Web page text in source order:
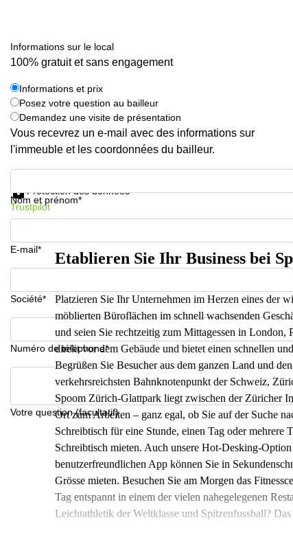
Informations sur le local
100% gratuit et sans engagement
Informations et prix
Posez votre question au bailleur
Demandez une visite de présentation
Vous recevrez un e-mail avec des informations sur
l'immeuble et les coordonnées du bailleur.
Nom et prénom*
E-mail*
Société*
Numéro de téléphone*
Votre question (facultatif)
Protection des données
Trustpilot
Etablieren Sie Ihr Business bei
Platzieren Sie Ihr Unternehmen im Herzen eines der
möblierten Büroflächen im schnell wachsenden
und seien Sie rechtzeitig zum Mittagessen in London,
direkt vor dem Gebäude und bietet einen schnellen
Begrüßen Sie Besucher aus dem ganzen Land und
verkehrsreichsten Bahnknotenpunkt der Schweiz,
Spoom Zürich-Glattpark liegt zwischen der Züricher
Ort zum Arbeiten – ganz egal, ob Sie auf der Suche
Schreibtisch für eine Stunde, einen Tag oder mehrere
Schreibtisch mieten. Auch unsere Hot-Desking-
benutzerfreundlichen App können Sie in
Grösse mieten. Besuchen Sie am Morgen das
Tag entspannt in einem der vielen nahegelegenen
Leichtathletik der Weltklasse und Spitzenfussball?